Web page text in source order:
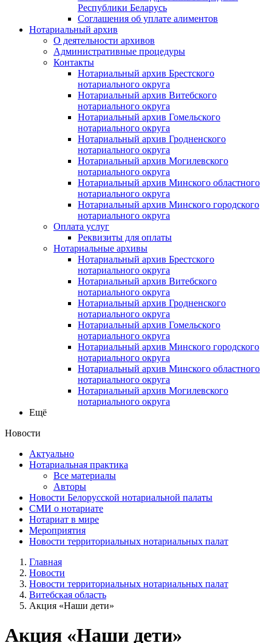
Республики Беларусь
Соглашения об уплате алиментов
Нотариальный архив
О деятельности архивов
Административные процедуры
Контакты
Нотариальный архив Брестского
нотариального округа
Нотариальный архив Витебского
нотариального округа
Нотариальный архив Гомельского
нотариального округа
Нотариальный архив Гродненского
нотариального округа
Нотариальный архив Могилевского
нотариального округа
Нотариальный архив Минского областного
нотариального округа
Нотариальный архив Минского городского
нотариального округа
Оплата услуг
Реквизиты для оплаты
Нотариальные архивы
Нотариальный архив Брестского
нотариального округа
Нотариальный архив Витебского
нотариального округа
Нотариальный архив Гродненского
нотариального округа
Нотариальный архив Гомельского
нотариального округа
Нотариальный архив Минского городского
нотариального округа
Нотариальный архив Минского областного
нотариального округа
Нотариальный архив Могилевского
нотариального округа
Ещё
Новости
Актуально
Нотариальная практика
Все материалы
Авторы
Новости Белорусской нотариальной палаты
СМИ о нотариате
Нотариат в мире
Мероприятия
Новости территориальных нотариальных палат
Главная
Новости
Новости территориальных нотариальных палат
Витебская область
Акция «Наши дети»
Акция «Наши дети»